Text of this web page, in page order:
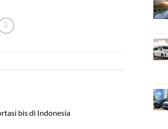
bis di Indonesia